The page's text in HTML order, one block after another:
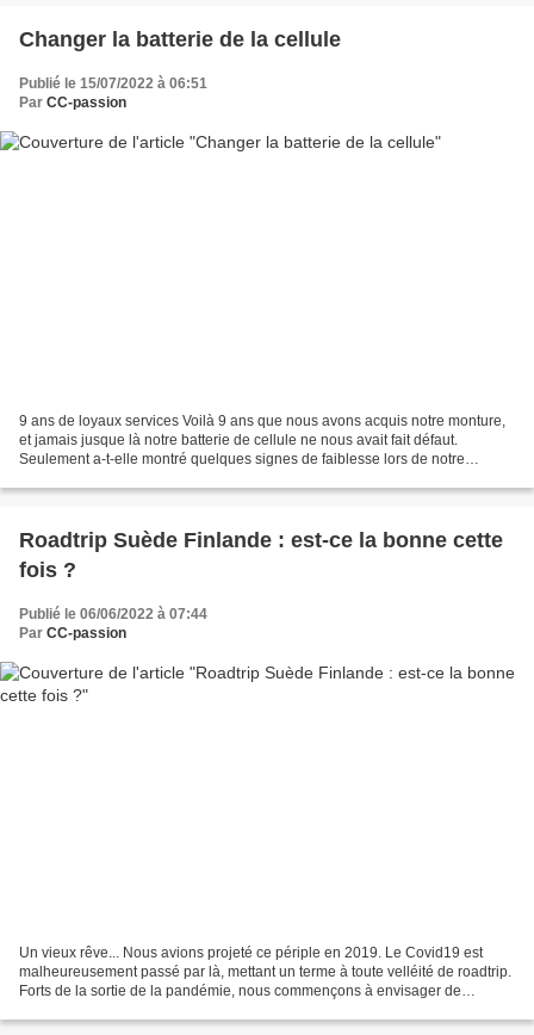
Changer la batterie de la cellule
Publié le 15/07/2022 à 06:51
Par CC-passion
9 ans de loyaux services Voilà 9 ans que nous avons acquis notre monture,
et jamais jusque là notre batterie de cellule ne nous avait fait défaut.
Seulement a-t-elle montré quelques signes de faiblesse lors de notre
Roadtrip Suède Finlande : est-ce la bonne cette
fois ?
Publié le 06/06/2022 à 07:44
Par CC-passion
Un vieux rêve... Nous avions projeté ce périple en 2019. Le Covid19 est
malheureusement passé par là, mettant un terme à toute velléité de roadtrip.
Forts de la sortie de la pandémie, nous commençons à envisager de